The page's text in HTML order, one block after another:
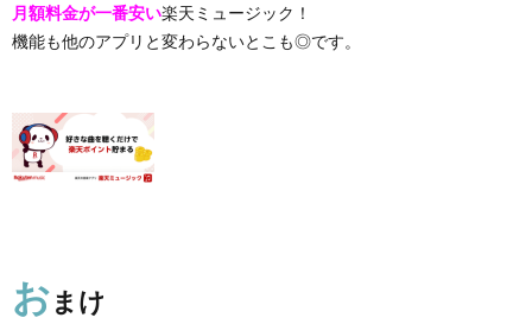
月額料金が一番安い楽天ミュージック！
機能も他のアプリと変わらないとこも◎です。
おまけ